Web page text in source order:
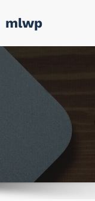
tomlwp